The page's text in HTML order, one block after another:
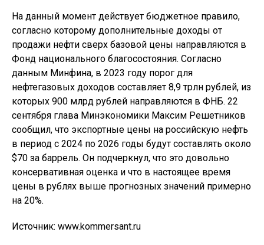
На данный момент действует бюджетное правило,
согласно которому дополнительные доходы от
продажи нефти сверх базовой цены направляются в
Фонд национального благосостояния. Согласно
данным Минфина, в 2023 году порог для
нефтегазовых доходов составляет 8,9 трлн рублей, из
которых 900 млрд рублей направляются в ФНБ. 22
сентября глава Минэкономики Максим Решетников
сообщил, что экспортные цены на российскую нефть
в период с 2024 по 2026 годы будут составлять около
$70 за баррель. Он подчеркнул, что это довольно
консервативная оценка и что в настоящее время
цены в рублях выше прогнозных значений примерно
на 20%.
Источник: www.kommersant.ru